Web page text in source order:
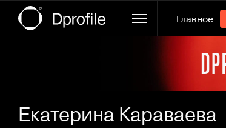
Главное
Екатерина Караваева